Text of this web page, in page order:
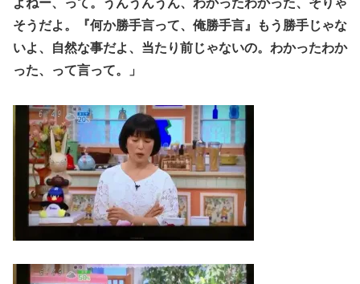
よねー、って。うんうんうん、わかったわかった、そりゃ
そうだよ。『何か勝手言って、俺勝手言』もう勝手じゃな
いよ、自然な事だよ、当たり前じゃないの。わかったわか
った、って言って。」